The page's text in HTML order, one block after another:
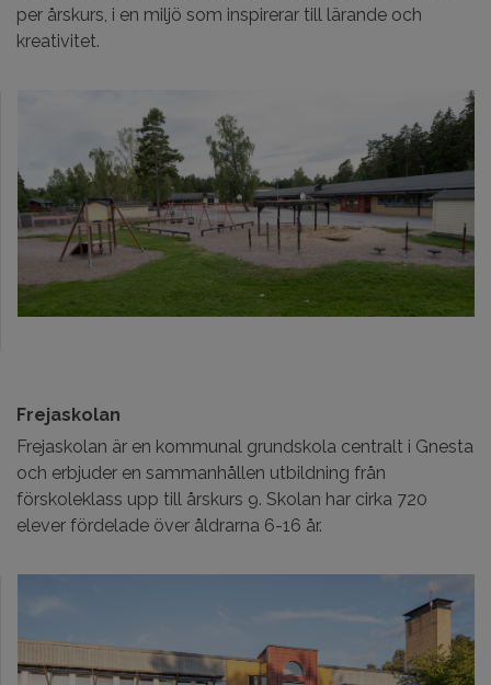
per årskurs, i en miljö som inspirerar till lärande och
kreativitet.
Frejaskolan
Frejaskolan är en kommunal grundskola centralt i Gnesta
och erbjuder en sammanhållen utbildning från
förskoleklass upp till årskurs 9. Skolan har cirka 720
elever fördelade över åldrarna 6-16 år.